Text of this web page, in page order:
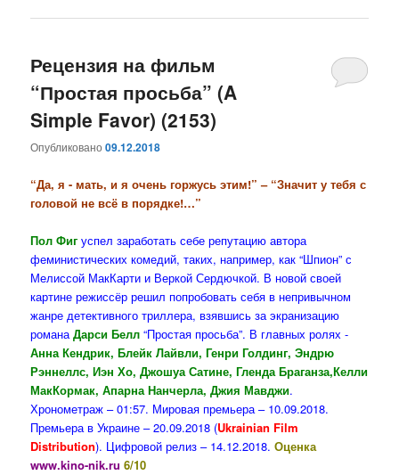
Рецензия на фильм
“Простая просьба” (A
Simple Favor) (2153)
Опубликовано09.12.2018
“Да, я - мать, и я очень горжусь этим!” – “Значит у тебя с
головой не всё в порядке!…”
Пол Фиг успел заработать себе репутацию автора
феминистических комедий, таких, например, как “Шпион” с
Мелиссой МакКарти и Веркой Сердючкой. В новой своей
картине режиссёр решил попробовать себя в непривычном
жанре детективного триллера, взявшись за экранизацию
романа Дарси Белл “Простая просьба”. В главных ролях -
Анна Кендрик, Блейк Лайвли, Генри Голдинг, Эндрю
Рэннеллс, Иэн Хо, Джошуа Сатине, Гленда Браганза,Келли
МакКормак, Апарна Нанчерла, Джия Мавджи.
Хронометраж – 01:57. Мировая премьера – 10.09.2018.
Премьера в Украине – 20.09.2018 (Ukrainian Film
Distribution). Цифровой релиз – 14.12.2018.Оценка
www.kino-nik.ru 6/10